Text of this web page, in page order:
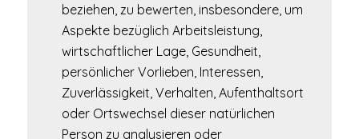
beziehen, zu bewerten, insbesondere, um
Aspekte bezüglich Arbeitsleistung,
wirtschaftlicher Lage, Gesundheit,
persönlicher Vorlieben, Interessen,
Zuverlässigkeit, Verhalten, Aufenthaltsort
oder Ortswechsel dieser natürlichen
Person zu analysieren oder